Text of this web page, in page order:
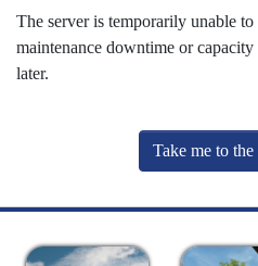
The server is temporarily unable
maintenance downtime or
later.
Take me to the